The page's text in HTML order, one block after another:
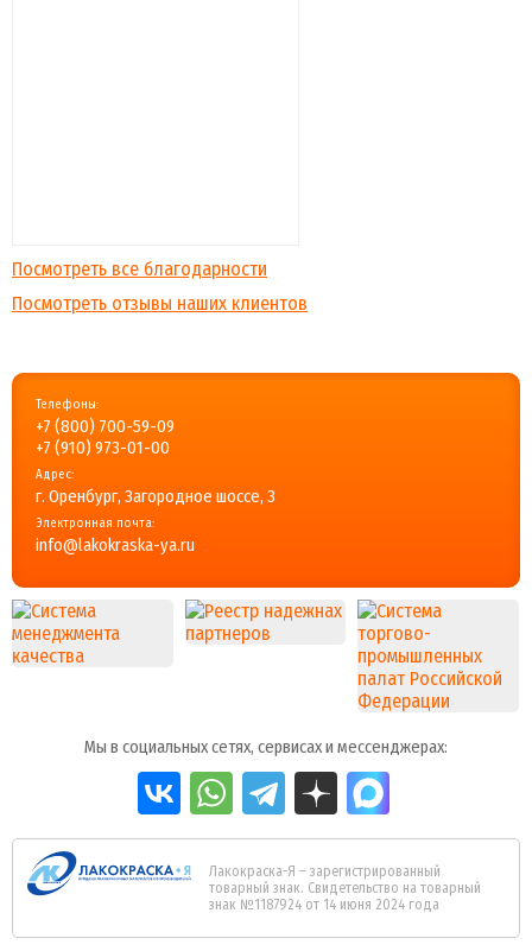
Посмотреть все благодарности
Посмотреть отзывы наших клиентов
Телефоны:
+7 (800) 700-59-09
+7 (910) 973-01-00
Адрес:
г. Оренбург, Загородное шоссе, 3
Электронная почта:
info@lakokraska-ya.ru
Мы в социальных сетях, сервисах и мессенджерах:
Лакокраска-Я – зарегистрированный
товарный знак. Свидетельство на товарный
знак №1187924 от 14 июня 2024 года